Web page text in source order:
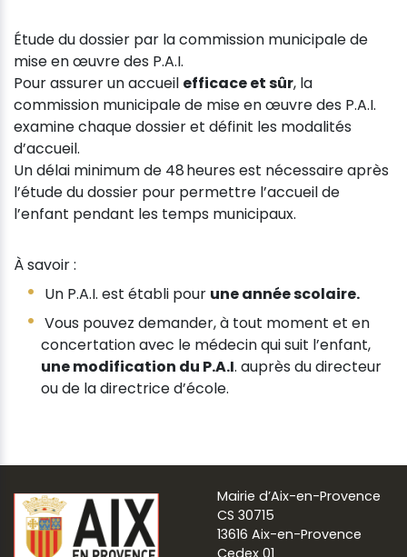
Étude du dossier par la commission municipale de
mise en œuvre des P.A.I.
Pour assurer un accueil efficace et sûr, la
commission municipale de mise en œuvre des P.A.I.
examine chaque dossier et définit les modalités
d’accueil.
Un délai minimum de 48 heures est nécessaire après
l’étude du dossier pour permettre l’accueil de
l’enfant pendant les temps municipaux.
À savoir :
Un P.A.I. est établi pour une année scolaire.
Vous pouvez demander, à tout moment et en
concertation avec le médecin qui suit l’enfant,
une modification du P.A.I. auprès du directeur
ou de la directrice d’école.
Mairie d’Aix-en-Provence
CS 30715
13616 Aix-en-Provence
Cedex 01